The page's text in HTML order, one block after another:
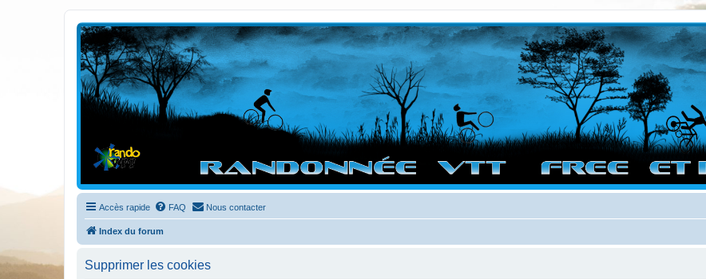
Randovttfree.fr
Bienvenue sur le site des randos vtt et pédestre de Bretagne . Bonne navigation sur le site et bonnes randos dans l'Ouest !
Accès rapide FAQ Nous contacter
Index du forum
Supprimer les cookies